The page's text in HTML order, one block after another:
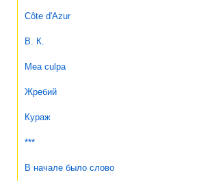
Côte d'Azur
В. К.
Mea culpa
Жребий
Кураж
***
В начале было слово